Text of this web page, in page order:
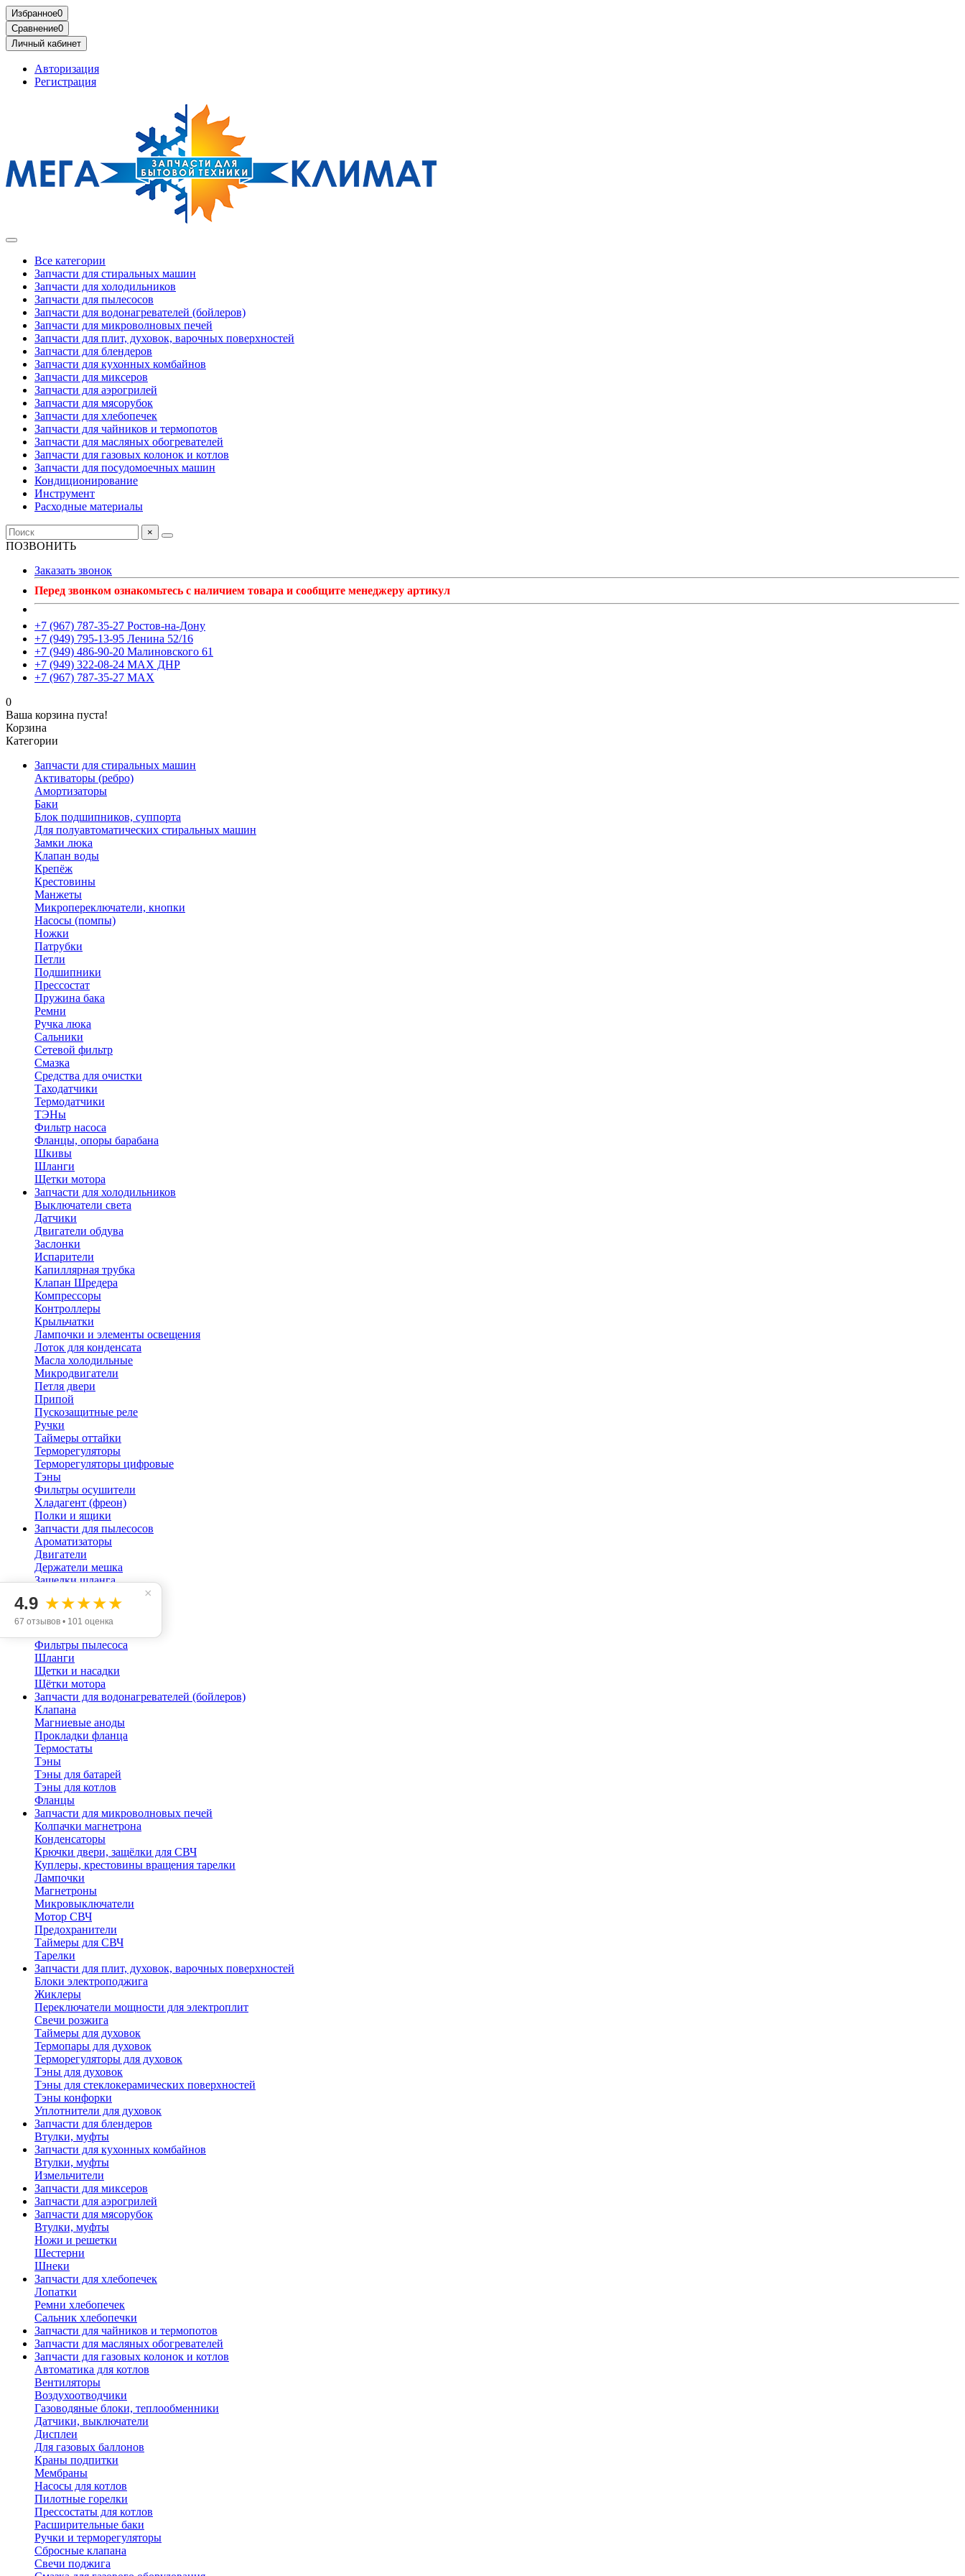
Избранное0
Сравнение0
Личный кабинет
Авторизация
Регистрация
Все категории
Запчасти для стиральных машин
Запчасти для холодильников
Запчасти для пылесосов
Запчасти для водонагревателей (бойлеров)
Запчасти для микроволновых печей
Запчасти для плит, духовок, варочных поверхностей
Запчасти для блендеров
Запчасти для кухонных комбайнов
Запчасти для миксеров
Запчасти для аэрогрилей
Запчасти для мясорубок
Запчасти для хлебопечек
Запчасти для чайников и термопотов
Запчасти для масляных обогревателей
Запчасти для газовых колонок и котлов
Запчасти для посудомоечных машин
Кондиционирование
Инструмент
Расходные материалы
×
ПОЗВОНИТЬ
Заказать звонок
Перед звонком ознакомьтесь с наличием товара и сообщите менеджеру артикул
+7 (967) 787-35-27 Ростов-на-Дону
+7 (949) 795-13-95 Ленина 52/16
+7 (949) 486-90-20 Малиновского 61
+7 (949) 322-08-24 MAX ДНР
+7 (967) 787-35-27 MAX
0
Ваша корзина пуста!
Корзина
Категории
Запчасти для стиральных машин
Активаторы (ребро)
Амортизаторы
Баки
Блок подшипников, суппорта
Для полуавтоматических стиральных машин
Замки люка
Клапан воды
Крепёж
Крестовины
Манжеты
Микропереключатели, кнопки
Насосы (помпы)
Ножки
Патрубки
Петли
Подшипники
Прессостат
Пружина бака
Ремни
Ручка люка
Сальники
Сетевой фильтр
Смазка
Средства для очистки
Таходатчики
Термодатчики
ТЭНы
Фильтр насоса
Фланцы, опоры барабана
Шкивы
Шланги
Щетки мотора
Запчасти для холодильников
Выключатели света
Датчики
Двигатели обдува
Заслонки
Испарители
Капиллярная трубка
Клапан Шредера
Компрессоры
Контроллеры
Крыльчатки
Лампочки и элементы освещения
Лоток для конденсата
Масла холодильные
Микродвигатели
Петля двери
Припой
Пускозащитные реле
Ручки
Таймеры оттайки
Терморегуляторы
Терморегуляторы цифровые
Тэны
Фильтры осушители
Хладагент (фреон)
Полки и ящики
Запчасти для пылесосов
Ароматизаторы
Двигатели
Держатели мешка
Защелки шланга
Мешок пылесоса
Помпы
Фильтры пылесоса
Шланги
Щетки и насадки
Щётки мотора
Запчасти для водонагревателей (бойлеров)
Клапана
Магниевые аноды
Прокладки фланца
Термостаты
Тэны
Тэны для батарей
Тэны для котлов
Фланцы
Запчасти для микроволновых печей
Колпачки магнетрона
Конденсаторы
Крючки двери, защёлки для СВЧ
Куплеры, крестовины вращения тарелки
Лампочки
Магнетроны
Микровыключатели
Мотор СВЧ
Предохранители
Таймеры для СВЧ
Тарелки
Запчасти для плит, духовок, варочных поверхностей
Блоки электроподжига
Жиклеры
Переключатели мощности для электроплит
Свечи розжига
Таймеры для духовок
Термопары для духовок
Терморегуляторы для духовок
Тэны для духовок
Тэны для стеклокерамических поверхностей
Тэны конфорки
Уплотнители для духовок
Запчасти для блендеров
Втулки, муфты
Запчасти для кухонных комбайнов
Втулки, муфты
Измельчители
Запчасти для миксеров
Запчасти для аэрогрилей
Запчасти для мясорубок
Втулки, муфты
Ножи и решетки
Шестерни
Шнеки
Запчасти для хлебопечек
Лопатки
Ремни хлебопечек
Сальник хлебопечки
Запчасти для чайников и термопотов
Запчасти для масляных обогревателей
Запчасти для газовых колонок и котлов
Автоматика для котлов
Вентиляторы
Воздухоотводчики
Газоводяные блоки, теплообменники
Датчики, выключатели
Дисплеи
Для газовых баллонов
Краны подпитки
Мембраны
Насосы для котлов
Пилотные горелки
Прессостаты для котлов
Расширительные баки
Ручки и терморегуляторы
Сбросные клапана
Свечи поджига
×
4.9 ★★★★★
67 отзывов • 101 оценка